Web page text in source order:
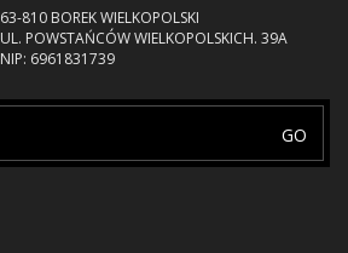
63-810 BOREK WIELKOPOLSKI
UL. POWSTAŃCÓW WIELKOPOLSKICH. 39A
NIP: 6961831739